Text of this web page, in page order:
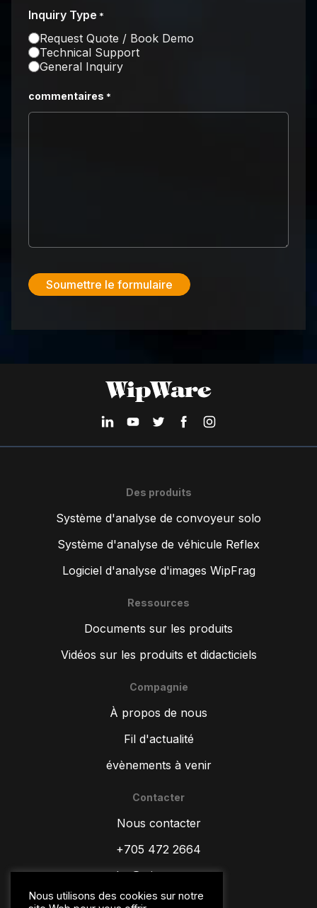
Inquiry Type *
Request Quote / Book Demo
Technical Support
General Inquiry
commentaires *
Des produits
Système d'analyse de convoyeur solo
Système d'analyse de véhicule Reflex
Logiciel d'analyse d'images WipFrag
Ressources
Documents sur les produits
Vidéos sur les produits et didacticiels
Compagnie
À propos de nous
Fil d'actualité
évènements à venir
Contacter
Nous contacter
+705 472 2664
sales@wipware.com
Nous utilisons des cookies sur notre